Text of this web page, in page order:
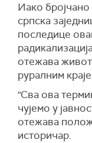
Иако
српска
последице
отежава
руралним
"Сва ова
чујемо у
отежава
историчар.